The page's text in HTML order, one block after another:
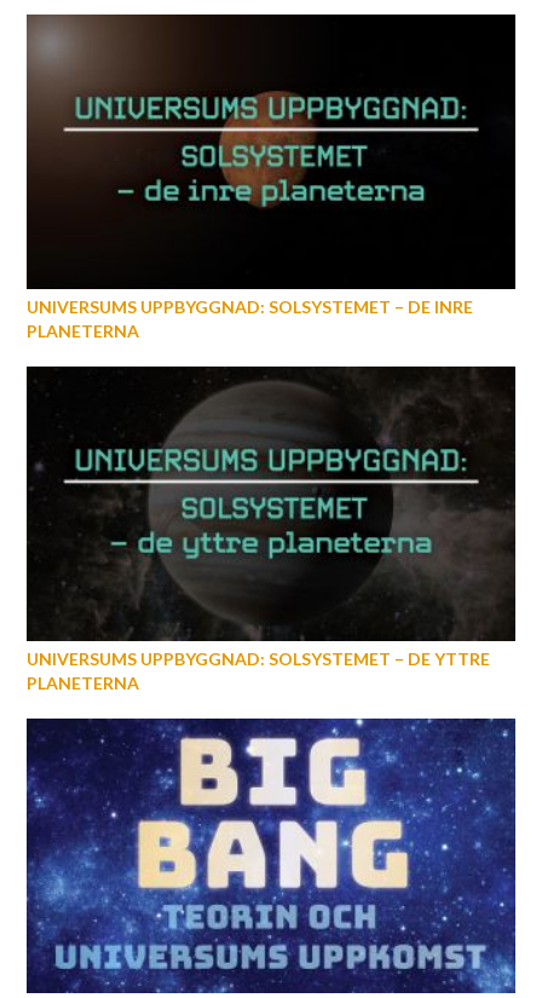
UNIVERSUMS UPPBYGGNAD: SOLSYSTEMET – DE INRE
PLANETERNA
UNIVERSUMS UPPBYGGNAD: SOLSYSTEMET – DE YTTRE
PLANETERNA